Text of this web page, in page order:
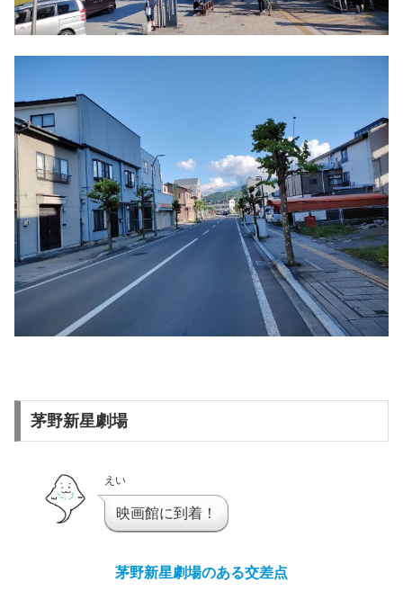
茅野新星劇場
えい
映画館に到着！
茅野新星劇場のある交差点